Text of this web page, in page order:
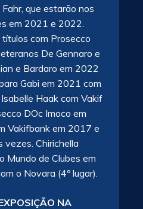
que estarão nos
em 2021 e 2022.
títulos com Prosecco
De Gennaro e
e Bardaro em 2022
Gabi em 2021 com
Haak com Vakif
DOc Imoco em
Vakifbank em 2017 e
Chirichella
Mundo de Clubes em
o Novara (4º lugar).
NA